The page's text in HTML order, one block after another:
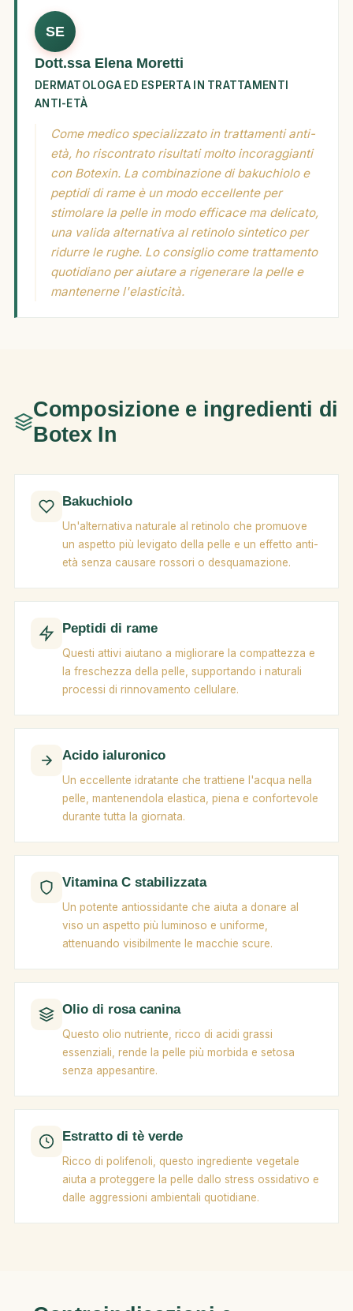
SE
Dott.ssa Elena Moretti
DERMATOLOGA ED ESPERTA IN TRATTAMENTI
ANTI-ETÀ
Come medico specializzato in trattamenti anti-
età, ho riscontrato risultati molto incoraggianti
con Botexin. La combinazione di bakuchiolo e
peptidi di rame è un modo eccellente per
stimolare la pelle in modo efficace ma delicato,
una valida alternativa al retinolo sintetico per
ridurre le rughe. Lo consiglio come trattamento
quotidiano per aiutare a rigenerare la pelle e
mantenerne l'elasticità.
Composizione e ingredienti di
Botex In
Bakuchiolo
Un'alternativa naturale al retinolo che promuove
un aspetto più levigato della pelle e un effetto anti-
età senza causare rossori o desquamazione.
Peptidi di rame
Questi attivi aiutano a migliorare la compattezza e
la freschezza della pelle, supportando i naturali
processi di rinnovamento cellulare.
Acido ialuronico
Un eccellente idratante che trattiene l'acqua nella
pelle, mantenendola elastica, piena e confortevole
durante tutta la giornata.
Vitamina C stabilizzata
Un potente antiossidante che aiuta a donare al
viso un aspetto più luminoso e uniforme,
attenuando visibilmente le macchie scure.
Olio di rosa canina
Questo olio nutriente, ricco di acidi grassi
essenziali, rende la pelle più morbida e setosa
senza appesantire.
Estratto di tè verde
Ricco di polifenoli, questo ingrediente vegetale
aiuta a proteggere la pelle dallo stress ossidativo e
dalle aggressioni ambientali quotidiane.